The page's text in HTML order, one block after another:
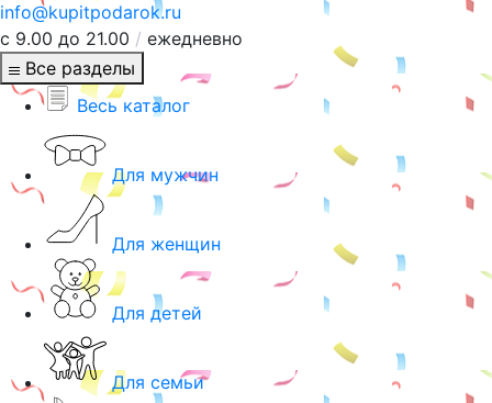
info@kupitpodarok.ru
с 9.00 до 21.00 / ежедневно
Все разделы
Весь каталог
Для мужчин
Для женщин
Для детей
Для семьи